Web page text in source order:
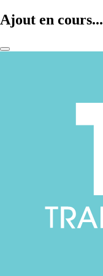
Ajout en cours...